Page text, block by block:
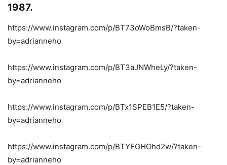
1987.
https://www.instagram.com/p/BT73oWoBmsB/?taken-
by=adrianneho
https://www.instagram.com/p/BT3aJNWheLy/?taken-
by=adrianneho
https://www.instagram.com/p/BTx1SPEB1E5/?taken-
by=adrianneho
https://www.instagram.com/p/BTYEGHOhd2w/?taken-
by=adrianneho